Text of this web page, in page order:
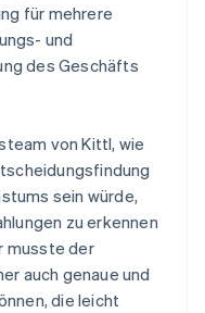
für mehrere
und
des Geschäfts
von Kittl, wie
sein würde,
zu erkennen
musste der
auch genaue und
die leicht